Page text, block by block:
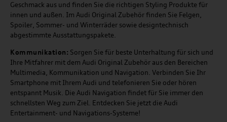
Geschmack aus und finden Sie die richtigen Styling Produkte für
innen und außen. Im Audi Original Zubehör finden Sie Felgen,
Spoiler, Sommer- und Winterräder sowie designtechnisch
abgestimmte Ausstattungspakete.
Kommunikation: Sorgen Sie für beste Unterhaltung für sich und
Ihre Mitfahrer mit dem Audi Original Zubehör aus den Bereichen
Multimedia, Kommunikation und Navigation. Verbinden Sie Ihr
Smartphone mit Ihrem Audi und telefonieren Sie oder hören
entspannt Musik. Die Audi Navigation findet für Sie immer den
schnellsten Weg zum Ziel. Entdecken Sie jetzt die Audi
Entertainment- und Navigations-Systeme!